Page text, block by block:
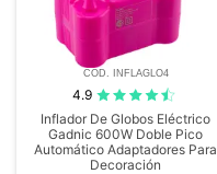
COD. INFLAGLO4
4.9
Inflador De Globos Eléctrico
Gadnic 600W Doble Pico
Automático Adaptadores Para
Decoración